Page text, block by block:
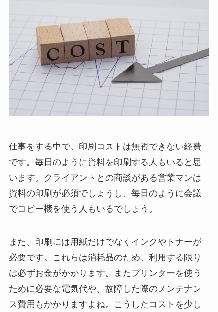
仕事をする中で、印刷コストは無視できない経費
です。毎日のように資料を印刷する人もいると思
います。クライアントとの商談がある営業マンは
資料の印刷が必須でしょうし、毎日のように会議
でコピー機を使う人もいるでしょう。
また、印刷には用紙だけでなくインクやトナーが
必要です。これらは消耗品のため、利用する限り
は必ずお金がかかります。またプリンターを使う
ために必要な電気代や、故障した際のメンテナン
ス費用もかかりますよね。こうしたコストを少し